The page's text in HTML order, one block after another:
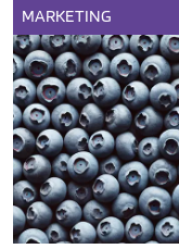
MARKETING